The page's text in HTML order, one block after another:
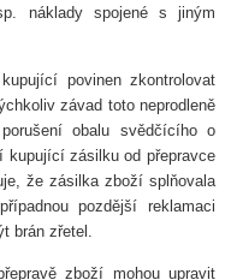
náklady spojené s jiným
povinen zkontrolovat
závad toto neprodleně
obalu svědčícího o
kupující zásilku od přepravce
že zásilka zboží splňovala
pozdější reklamaci
brán zřetel.
zboží mohou upravit